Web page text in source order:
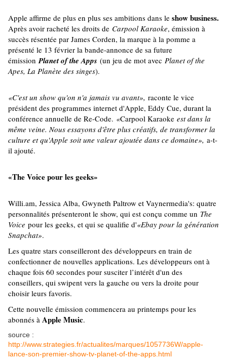
Apple affirme de plus en plus ses ambitions dans le show business.
Après avoir racheté les droits de Carpool Karaoke, émission à
succès résentée par James Corden, la marque à la pomme a
présenté le 13 février la bande-annonce de sa future
émission Planet of the Apps (un jeu de mot avec Planet of the
Apes, La Planète des singes).
«C'est un show qu'on n'a jamais vu avant», raconte le vice
président des programmes internet d'Apple, Eddy Cue, durant la
conférence annuelle de Re-Code. «Carpool Karaoke est dans la
même veine. Nous essayons d'être plus créatifs, de transformer la
culture et qu'Apple soit une valeur ajoutée dans ce domaine», a-t-
il ajouté.
«The Voice pour les geeks»
Willi.am, Jessica Alba, Gwyneth Paltrow et Vaynermedia's: quatre
personnalités présenteront le show, qui est conçu comme un The
Voice pour les geeks, et qui se qualifie d'«Ebay pour la génération
Snapchat».
Les quatre stars conseilleront des développeurs en train de
confectionner de nouvelles applications. Les développeurs ont à
chaque fois 60 secondes pour susciter l’intérêt d'un des
conseillers, qui swipent vers la gauche ou vers la droite pour
choisir leurs favoris.
Cette nouvelle émission commencera au printemps pour les
abonnés à Apple Music.
source :
http://www.strategies.fr/actualites/marques/1057736W/apple-
lance-son-premier-show-tv-planet-of-the-apps.html